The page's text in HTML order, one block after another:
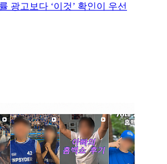
광고보다 ‘이것’ 확인이 우선